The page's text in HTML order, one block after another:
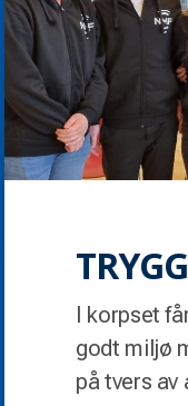
I korpset
godt miljø
på tvers av